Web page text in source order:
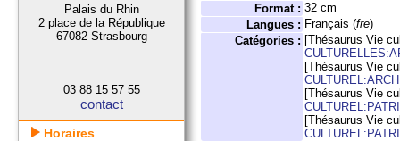
Format : 32 cm
Langues : Français (fre)
Catégories : [Thésaurus Vie
[Thésaurus Vie
[Thésaurus Vie
[Thésaurus Vie
Palais du Rhin
2 place de la République
67082 Strasbourg
03 88 15 57 55
contact
Horaires